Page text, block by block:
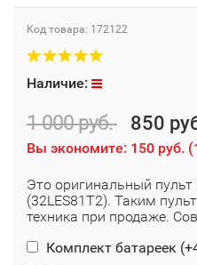
Код товара: 172122
Наличие:
1 000 руб. 850
Вы экономите: 150 руб. (
Это оригинальный пульт
(32LES81T2). Таким
техника при продаже.
Комплект батареек (+